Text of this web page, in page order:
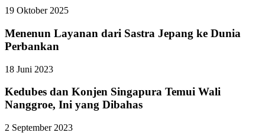
19 Oktober 2025
Menenun Layanan dari Sastra Jepang ke Dunia
Perbankan
18 Juni 2023
Kedubes dan Konjen Singapura Temui Wali
Nanggroe, Ini yang Dibahas
2 September 2023